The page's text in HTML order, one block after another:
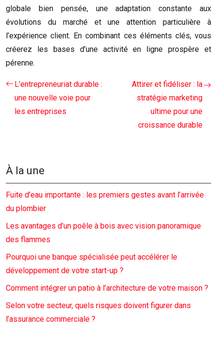
globale bien pensée, une adaptation constante aux
évolutions du marché et une attention particulière à
l’expérience client. En combinant ces éléments clés, vous
créerez les bases d’une activité en ligne prospère et
pérenne.
L’entrepreneuriat durable :
une nouvelle voie pour
les entreprises
Attirer et fidéliser : la
stratégie marketing
ultime pour une
croissance durable
À la une
Fuite d’eau importante : les premiers gestes avant l’arrivée
du plombier
Les avantages d’un poêle à bois avec vision panoramique
des flammes
Pourquoi une banque spécialisée peut accélérer le
développement de votre start-up ?
Comment intégrer un patio à l’architecture de votre maison ?
Selon votre secteur, quels risques doivent figurer dans
l’assurance commerciale ?